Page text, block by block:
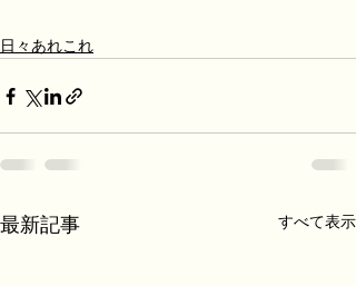
日々あれこれ
最新記事 すべて表示